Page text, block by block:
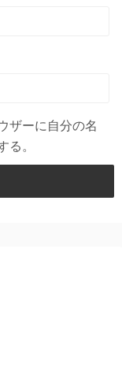
ザーに自分の名
る。